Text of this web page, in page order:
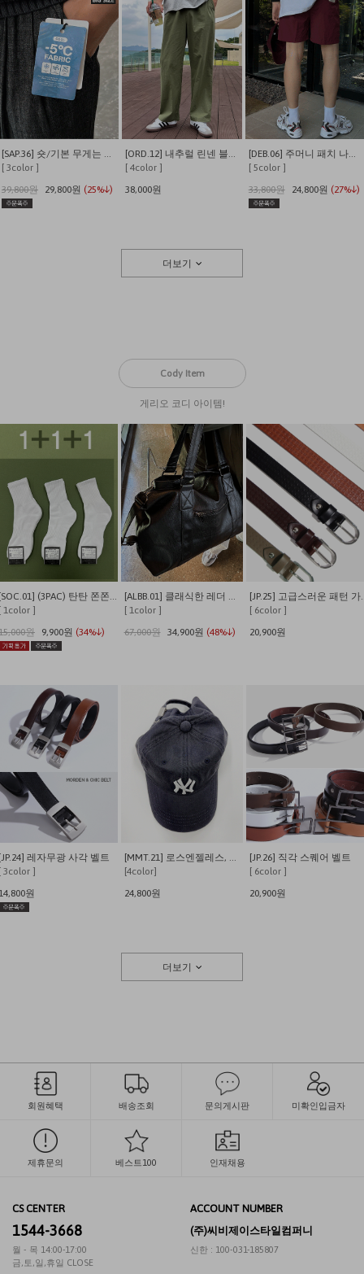
[SAP.36] 숏/기본 무게는 덜어내고 시원함만 남긴 쿨링 밴딩 데님
[ 3color ]
39,800원
29,800원 (25%↓)
[ORD.12] 내추럴 린넨 블렌딩 밴딩 와이드 팬츠
[ 4color ]
38,000원
[DEB.06] 주머니 패치 나일론 이지 밴딩 반바지
[ 5color ]
33,800원
24,800원 (27%↓)
더보기
Cody Item
게리오 코디 아이템!
[SOC.01] (3PAC) 탄탄 쫀쫀 발이 편안한 쿠셔닝 사계절 데일리양말
1color ]
원
9,900원 (34%↓)
[ALBB.01] 클래식한 레더 크로스 보스턴백
[ 1color ]
67,000원
34,900원 (48%↓)
[JP.25]
[ 6color ]
20,900원
레자무광 사각 벨트
3color ]
원
[MMT.21] 로스엔젤레스, 뉴욕 워싱 캡
[4color]
24,800원
[JP.26] 직각 스퀘어 벨트
[ 6color ]
20,900원
더보기
회원혜택 배송조회 문의게시판 미확인입금자
제휴문의 베스트100 인재채용
CS CENTER
1544-3668
월 - 목 14:00-17:00
금,토,일,휴일 CLOSE
ACCOUNT NUMBER
(주)씨비제이스타일컴퍼니
신한 : 100-031-185807